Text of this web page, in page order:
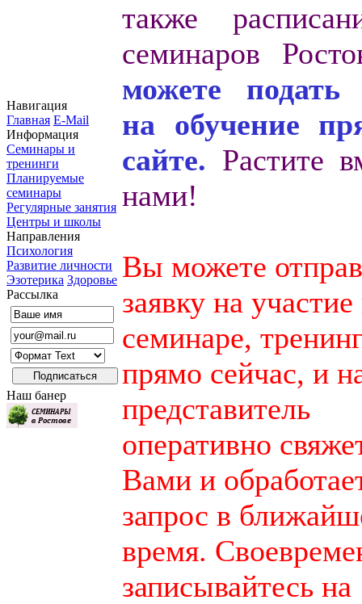
Навигация
Главная E-Mail
Информация
Семинары и
тренинги
Планируемые
семинары
Регулярные занятия
Центры и школы
Направления
Психология
Развитие личности
Эзотерика Здоровье
Рассылка
Наш банер
также
семинаров
можете подать
на обучение
сайте. Растите
нами!
Вы можете
заявку на участие
семинаре,
прямо сейчас, и
представитель
оперативно
Вами и
запрос в
время.
записывайтесь на